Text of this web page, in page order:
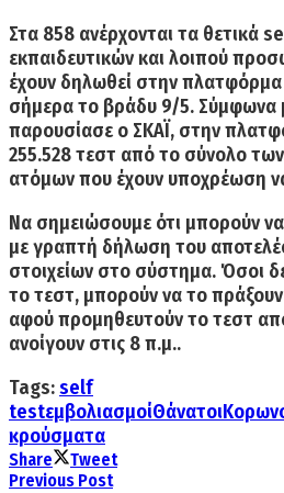
Στα 858 ανέρχονται τα θετικά
εκπαιδευτικών και λοιπού
έχουν δηλωθεί στην πλατφόρμα
σήμερα το βράδυ 9/5. Σύμφωνα
παρουσίασε ο ΣΚΑΪ, στην
255.528 τεστ από το σύνολο
ατόμων που έχουν υποχρέωση
Να σημειώσουμε ότι μπορούν
με γραπτή δήλωση του
στοιχείων στο σύστημα. Όσοι
το τεστ, μπορούν να το
αφού προμηθευτούν το τεστ
ανοίγουν στις 8 π.μ..
Tags:self
testεμβολιασμοίΘάνατοι
κρούσματα
Share
Tweet
Previous Post